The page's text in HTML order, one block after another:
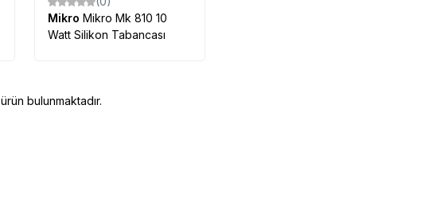
Mikro Mikro Mk 810 10
Watt Silikon Tabancası
ürün bulunmaktadır.